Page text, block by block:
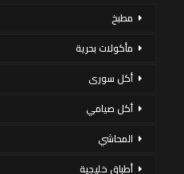
مطبخ
مأكولات بحرية
أكل سورى
أكل صيامي
المحاشي
أطباق خليجية